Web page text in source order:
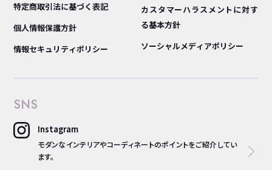
特定商取引法に基づく表記
個人情報保護方針
情報セキュリティポリシー
カスタマーハラスメントに対す
る基本方針
ソーシャルメディアポリシー
SNS
Instagram
モダンなインテリアやコーディネートのポイントをご紹介してい
ます。